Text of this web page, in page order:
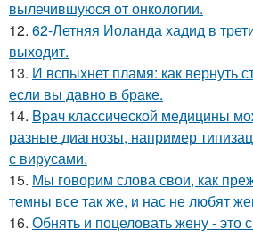
вылечившуюся от онкологии.
12. 62-Летняя Иоланда хадид в
выходит.
13. И вспыхнет пламя: как вернуть
если вы давно в браке.
14. Bpaч классической медицины
разные диагнозы, например
с вирусами.
15. Мы говорим слова свои, как
темны все так же, и нас не любят
16. Обнять и поцеловать жену - это